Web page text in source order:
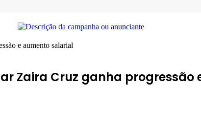
e aumento salarial
Zaira Cruz ganha progressão